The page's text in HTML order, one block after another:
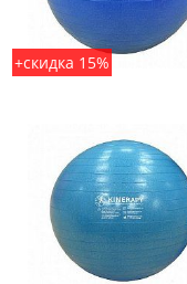
+скидка 15%